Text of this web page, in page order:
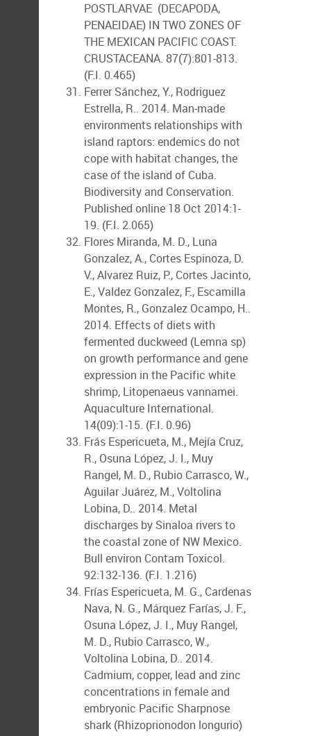
POSTLARVAE (DECAPODA,
PENAEIDAE) IN TWO ZONES OF
THE MEXICAN PACIFIC COAST.
CRUSTACEANA. 87(7):801-813.
(F.I. 0.465)
Ferrer Sánchez, Y., Rodriguez
Estrella, R.. 2014. Man-made
environments relationships with
island raptors: endemics do not
cope with habitat changes, the
case of the island of Cuba.
Biodiversity and Conservation.
Published online 18 Oct 2014:1-
19. (F.I. 2.065)
Flores Miranda, M. D., Luna
Gonzalez, A., Cortes Espinoza, D.
V., Alvarez Ruiz, P., Cortes Jacinto,
E., Valdez Gonzalez, F., Escamilla
Montes, R., Gonzalez Ocampo, H..
2014. Effects of diets with
fermented duckweed (Lemna sp)
on growth performance and gene
expression in the Pacific white
shrimp, Litopenaeus vannamei.
Aquaculture International.
14(09):1-15. (F.I. 0.96)
Frás Espericueta, M., Mejía Cruz,
R., Osuna López, J. I., Muy
Rangel, M. D., Rubio Carrasco, W.,
Aguilar Juárez, M., Voltolina
Lobina, D.. 2014. Metal
discharges by Sinaloa rivers to
the coastal zone of NW Mexico.
Bull environ Contam Toxicol.
92:132-136. (F.I. 1.216)
Frías Espericueta, M. G., Cardenas
Nava, N. G., Márquez Farías, J. F.,
Osuna López, J. I., Muy Rangel,
M. D., Rubio Carrasco, W.,
Voltolina Lobina, D.. 2014.
Cadmium, copper, lead and zinc
concentrations in female and
embryonic Pacific Sharpnose
shark (Rhizoprionodon longurio)